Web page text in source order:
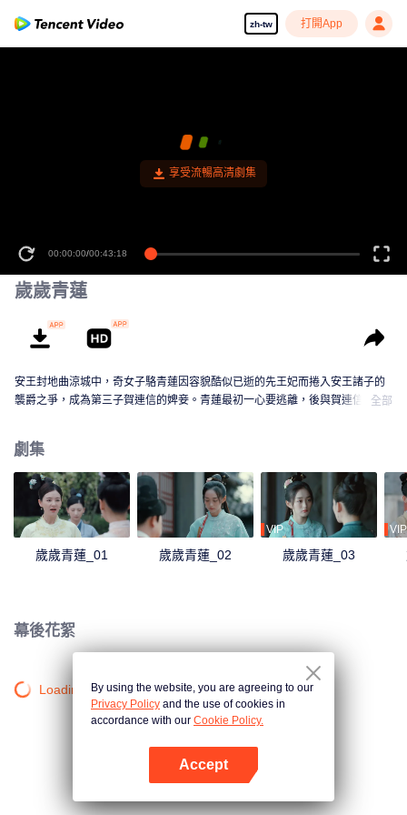
zh-tw 打開App
享受流暢高清劇集
00:00:00/00:43:18
歲歲青蓮
安王封地曲涼城中，奇女子駱青蓮因容貌酷似已逝的先王妃而捲入安王諸子的
襲爵之爭，成為第三子賀連信的婢妾。青蓮最初一心要逃離，後與賀連信歷經
全部
劇集
歲歲青蓮_01 歲歲青蓮_02
VIP
歲歲青蓮_03
VIP
幕後花絮
Loading…By using the website, you are agreeing to our
Privacy Policy and the use of cookies in
accordance with our Cookie Policy.
Accept